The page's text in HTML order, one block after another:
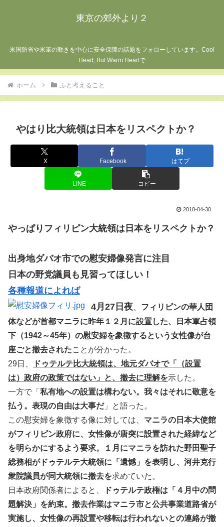
東京の郊外より２
米国防省や米軍の動きを中心に安全保障の話題をフォローしています。Cool
Head, But Warm Heartで
ホーム ふと考えること
やはり比大統領は日本をリスペクトか？
X Facebook はてブ
LINE コピー
2018-04-30
やっぱりフィリピン大統領は日本をリスペクトか？
出身地ダバオ市での慰安婦像発言に注目
日本の野党議員も見習ってほしい！
各種報道によれば
4月27日夜
フィリピンの華人団
体などが首都マニラに昨年１２月に設置した、日本軍占領
下（1942～45年）の慰安婦を象徴するという女性像が台
座ごと撤去されたことが分かった。
29日、
ドゥテルテ比大統領は、地元ダバオで「（設置
は）政府の政策ではない」と、撤去に理解を示した。
一方で「 私有地への設置は構わない。我々はそれに敬意を
払う。表現の自由は大事だ」と語った。
この慰安婦を象徴する像に対しては、 マニラの日本大使館
がフィリピン政府に、女性像が唐突に設置された経緯など
を明らかにするよう要求。１月にマニラを訪れた野田聖子
総務相がドゥテルテ大統領に「遺憾」を表明し、河井克行
衆院議員が同大統領に撤去を求めていた。
日本政府関係者によると、
ドゥテルテ政権は「４月中の問
題解決」を約束。撤去作業はマニラ市と公共事業道路省が
実施し、女性像の再設置や移転は行われないとの連絡が撤